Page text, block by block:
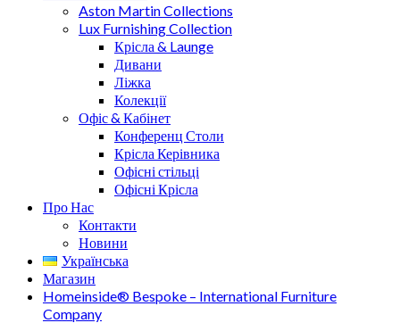
Aston Martin Collections
Lux Furnishing Collection
Крісла & Launge
Дивани
Ліжка
Колекції
Офіс & Кабінет
Конференц Столи
Крісла Керівника
Офісні стільці
Офісні Крісла
Про Нас
Контакти
Новини
Українська
Магазин
Homeinside® Bespoke – International Furniture
Company